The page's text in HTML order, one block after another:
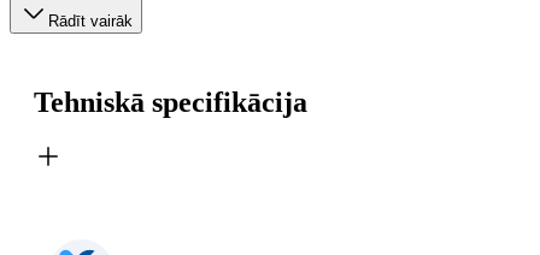
Rādīt vairāk
Tehniskā specifikācija